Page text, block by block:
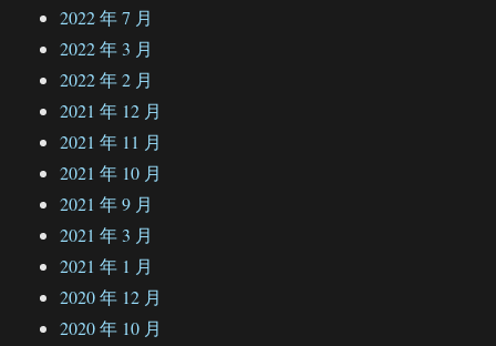
2022 年 7 月
2022 年 3 月
2022 年 2 月
2021 年 12 月
2021 年 11 月
2021 年 10 月
2021 年 9 月
2021 年 3 月
2021 年 1 月
2020 年 12 月
2020 年 10 月